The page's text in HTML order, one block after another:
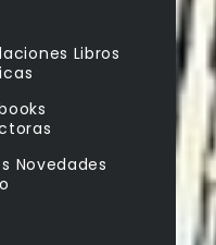
Libros
Novedades